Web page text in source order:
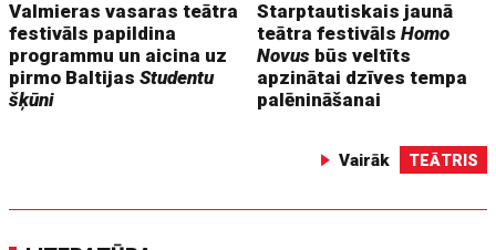
Valmieras vasaras teātra
festivāls papildina
programmu un aicina uz
pirmo BaltijasStudentu
šķūni
Starptautiskais jaunā
teātra festivālsHomo
Novus būs veltīts
apzinātai dzīves tempa
palēnināšanai
Vairāk TEĀTRIS